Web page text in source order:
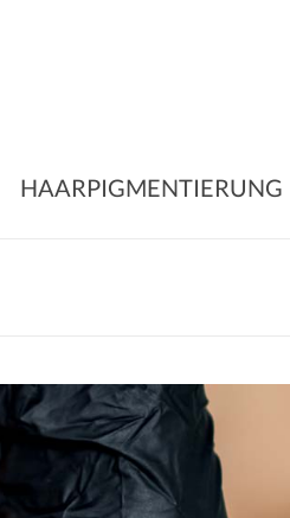
HAARPIGMENTIERUNG